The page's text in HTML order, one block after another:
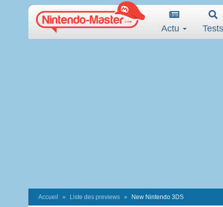
Actu Tests
Accueil Liste des previews New Nintendo 3DS